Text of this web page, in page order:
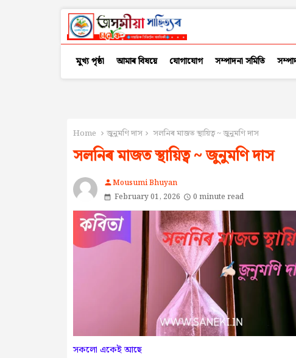
মুখ্য পৃষ্ঠা আমাৰ বিষয়ে যোগাযোগ সম্পাদনা সমিতি
Home জুনুমণি দাস সলনিৰ মাজত স্থায়িত্ব ~ জুনুমণি দাস
সলনিৰ মাজত স্থায়িত্ব ~ জুনুমণি দাস
personMousumi Bhuyan
February 01, 2026
0 minute read
সকলো‌ একে‌‌‍ই আছে